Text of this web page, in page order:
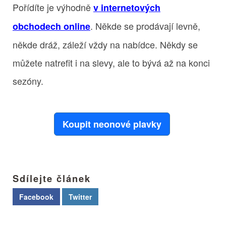
Pořídíte je výhodněv internetových
obchodech online. Někde se prodávají levně,
někde dráž, záleží vždy na nabídce. Někdy se
můžete natrefit i na slevy, ale to bývá až na konci
sezóny.
Koupit neonové plavky
Sdílejte článek
Facebook Twitter